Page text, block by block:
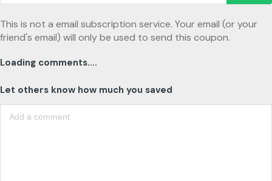
This is not a email subscription service. Your email (or your
friend's email) will only be used to send this coupon.
Loading comments....
Let others know how much you saved